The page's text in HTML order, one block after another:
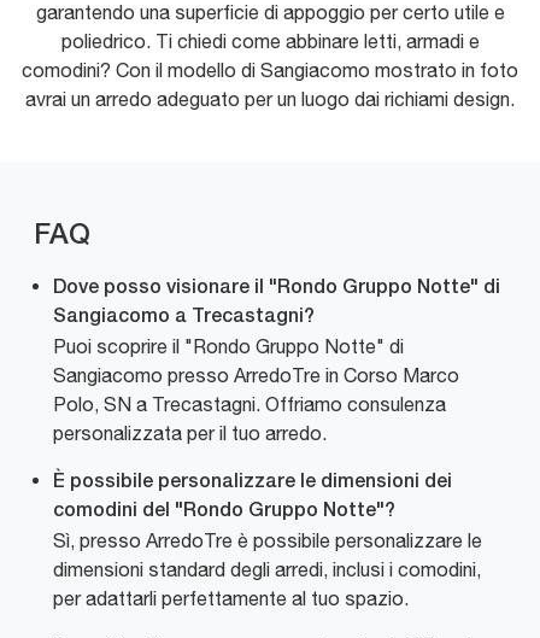
garantendo una superficie di appoggio per certo utile e
poliedrico. Ti chiedi come abbinare letti, armadi e
comodini? Con il modello di Sangiacomo mostrato in foto
avrai un arredo adeguato per un luogo dai richiami design.
FAQ
Dove posso visionare il "Rondo Gruppo Notte" di
Sangiacomo a Trecastagni?
Puoi scoprire il "Rondo Gruppo Notte" di
Sangiacomo presso ArredoTre in Corso Marco
Polo, SN a Trecastagni. Offriamo consulenza
personalizzata per il tuo arredo.
È possibile personalizzare le dimensioni dei
comodini del "Rondo Gruppo Notte"?
Sì, presso ArredoTre è possibile personalizzare le
dimensioni standard degli arredi, inclusi i comodini,
per adattarli perfettamente al tuo spazio.